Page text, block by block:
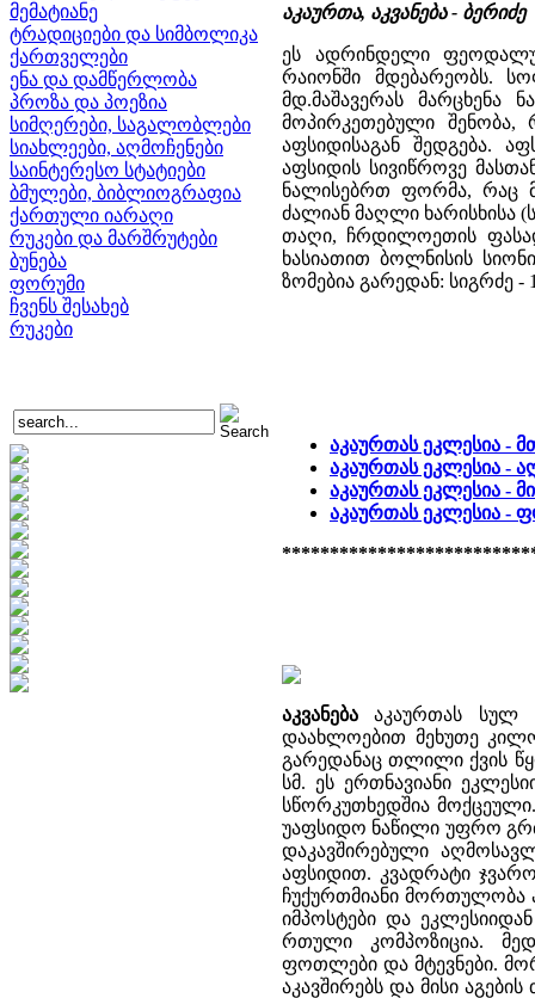
მემატიანე
ტრადიციები და სიმბოლიკა
ქართველები
ენა და დამწერლობა
პროზა და პოეზია
სიმღერები, საგალობლები
სიახლეები, აღმოჩენები
საინტერესო სტატიები
ბმულები, ბიბლიოგრაფია
ქართული იარაღი
რუკები და მარშრუტები
ბუნება
ფორუმი
ჩვენს შესახებ
რუკები
აკაურთა, აკვანება -
ეს ადრინდელი
რაიონში მდებარეობს.
მდ.მაშავერას მარცხენა
მოპირკეთებული
აფსიდისაგან შედგება.
აფსიდის სივიწროვე
ნალისებრთ ფორმა, რაც
ძალიან მაღლი ხარისხისა
თაღი, ჩრდილოეთის
ხასიათით ბოლნისის
ზომებია გარედან: სიგრძე -
აკაურთას ეკლესია -
აკაურთას ეკლესია -
აკაურთას ეკლესია -
აკაურთას ეკლესია -
აკვანება აკაურთას სულ
დაახლოებით მეხუთე
გარედანაც თლილი ქვის
სმ. ეს ერთნავიანი
სწორკუთხედშია
უაფსიდო ნაწილი უფრო
დაკავშირებული
აფსიდით. კვადრატი
ჩუქურთმიანი მორთულობა
იმპოსტები და
რთული კომპოზიცია.
ფოთლები და მტევნები.
აკავშირებს და მისი